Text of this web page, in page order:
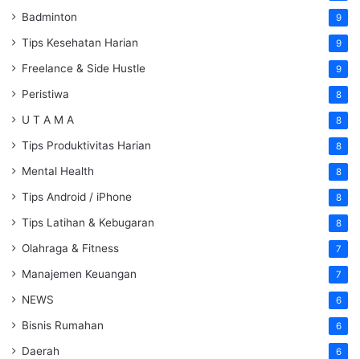
Badminton 9
Tips Kesehatan Harian 9
Freelance & Side Hustle 9
Peristiwa 8
U T A M A 8
Tips Produktivitas Harian 8
Mental Health 8
Tips Android / iPhone 8
Tips Latihan & Kebugaran 8
Olahraga & Fitness 7
Manajemen Keuangan 7
NEWS 6
Bisnis Rumahan 6
Daerah 6